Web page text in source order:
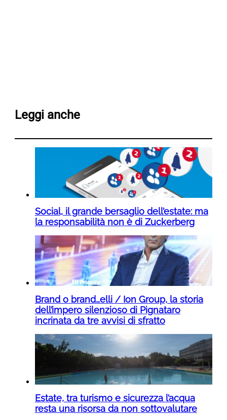
Leggi anche
Social, il grande bersaglio dell’estate: ma
la responsabilità non è di Zuckerberg
Brand o brand…elli / Ion Group, la storia
dell’impero silenzioso di Pignataro
incrinata da tre avvisi di sfratto
Estate, tra turismo e sicurezza l’acqua
resta una risorsa da non sottovalutare